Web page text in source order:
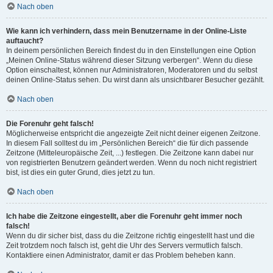
Nach oben
Wie kann ich verhindern, dass mein Benutzername in der Online-Liste
auftaucht?
In deinem persönlichen Bereich findest du in den Einstellungen eine Option
„Meinen Online-Status während dieser Sitzung verbergen“. Wenn du diese
Option einschaltest, können nur Administratoren, Moderatoren und du selbst
deinen Online-Status sehen. Du wirst dann als unsichtbarer Besucher gezählt.
Nach oben
Die Forenuhr geht falsch!
Möglicherweise entspricht die angezeigte Zeit nicht deiner eigenen Zeitzone.
In diesem Fall solltest du im „Persönlichen Bereich“ die für dich passende
Zeitzone (Mitteleuropäische Zeit, ...) festlegen. Die Zeitzone kann dabei nur
von registrierten Benutzern geändert werden. Wenn du noch nicht registriert
bist, ist dies ein guter Grund, dies jetzt zu tun.
Nach oben
Ich habe die Zeitzone eingestellt, aber die Forenuhr geht immer noch
falsch!
Wenn du dir sicher bist, dass du die Zeitzone richtig eingestellt hast und die
Zeit trotzdem noch falsch ist, geht die Uhr des Servers vermutlich falsch.
Kontaktiere einen Administrator, damit er das Problem beheben kann.